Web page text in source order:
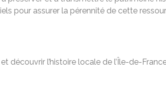
pour assurer la pérennité de cette
découvrir l’histoire locale de l’Île-de-